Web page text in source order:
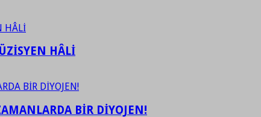
HÂLİ
BİR DİYOJEN!